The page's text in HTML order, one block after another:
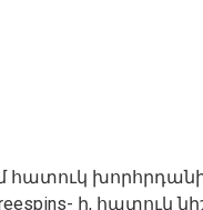
հատուկ
ի, հատուկ